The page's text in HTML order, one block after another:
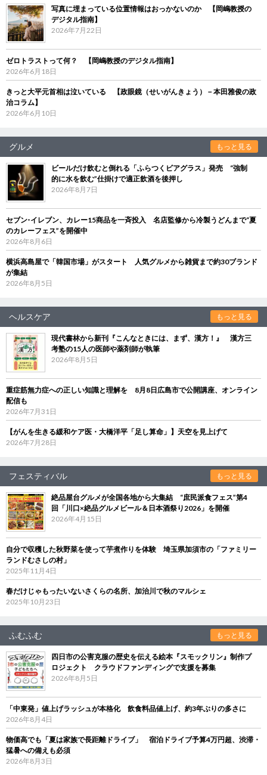
写真に埋まっている位置情報はおっかないのか 【岡嶋教授の
デジタル指南】
2026年7月22日
ゼロトラストって何？ 【岡嶋教授のデジタル指南】
2026年6月18日
きっと大平元首相は泣いている 【政眼鏡（せいがんきょう）－本田雅俊の政
治コラム】
2026年6月10日
グルメ もっと見る
ビールだけ飲むと倒れる「ふらつくビアグラス」発売 “強制
的に水を飲む”仕掛けで適正飲酒を後押し
2026年8月7日
セブン‐イレブン、カレー15商品を一斉投入 名店監修から冷製うどんまで“夏
のカレーフェス”を開催中
2026年8月6日
横浜高島屋で「韓国市場」がスタート 人気グルメから雑貨まで約30ブランド
が集結
2026年8月5日
ヘルスケア もっと見る
現代書林から新刊『こんなときには、まず、漢方！』 漢方三
考塾の15人の医師や薬剤師が執筆
2026年8月5日
重症筋無力症への正しい知識と理解を 8月8日広島市で公開講座、オンライン
配信も
2026年7月31日
【がんを生きる緩和ケア医・大橋洋平「足し算命」】天空を見上げて
2026年7月28日
フェスティバル もっと見る
絶品屋台グルメが全国各地から大集結 “庶民派食フェス”第4
回「川口×絶品グルメビール＆日本酒祭り2026」を開催
2026年4月15日
自分で収穫した秋野菜を使って芋煮作りを体験 埼玉県加須市の「ファミリー
ランドむさしの村」
2025年11月4日
春だけじゃもったいないさくらの名所、加治川で秋のマルシェ
2025年10月23日
ふむふむ もっと見る
四日市の公害克服の歴史を伝える絵本『スモックリン』制作プ
ロジェクト クラウドファンディングで支援を募集
2026年8月5日
「中東発」値上げラッシュが本格化 飲食料品値上げ、約3年ぶりの多さに
2026年8月4日
物価高でも「夏は家族で長距離ドライブ」 宿泊ドライブ予算4万円超、渋滞・
猛暑への備えも必須
2026年8月3日